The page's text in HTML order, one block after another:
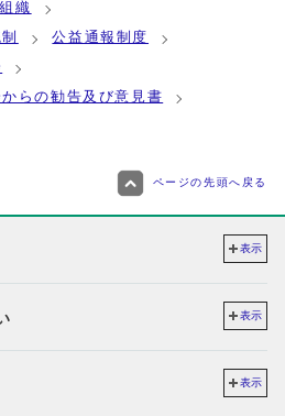
組織
公益通報制度
らの勧告及び意見書
ページの先頭へ戻る
表示
表示
表示